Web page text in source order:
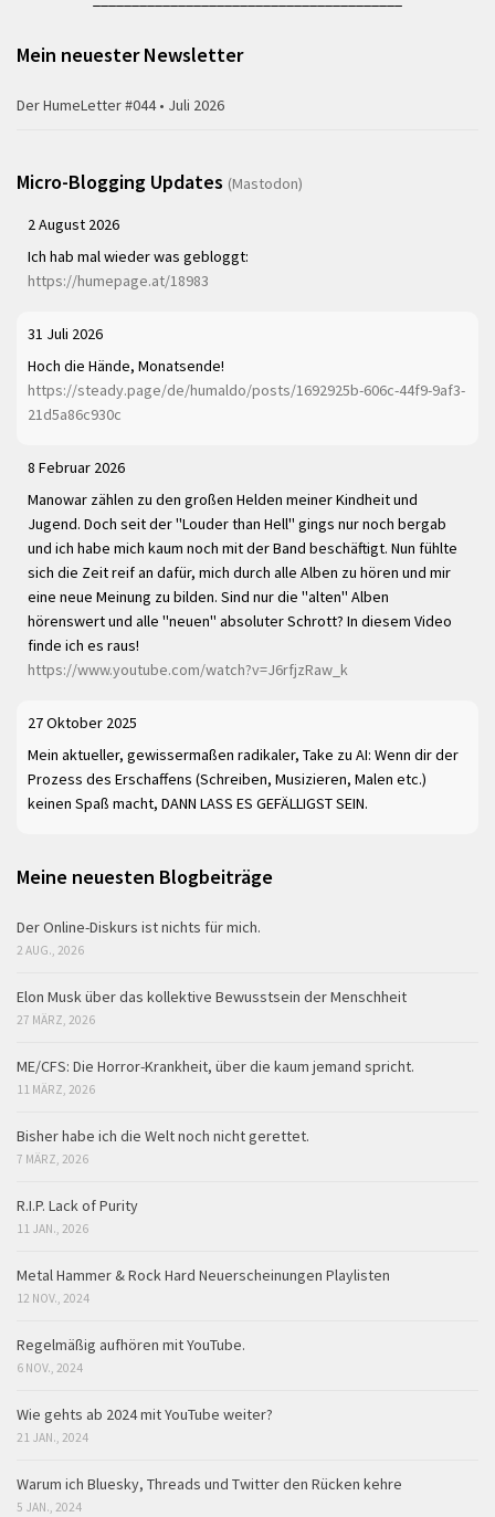
Mein neuester Newsletter
Der HumeLetter #044 • Juli 2026
Micro-Blogging Updates (Mastodon)
2 August 2026
Ich hab mal wieder was gebloggt:
https://humepage.at/18983
31 Juli 2026
Hoch die Hände, Monatsende!
https://steady.page/de/humaldo/posts/1692925b-606c-44f9-9af3-
21d5a86c930c
8 Februar 2026
Manowar zählen zu den großen Helden meiner Kindheit und
Jugend. Doch seit der "Louder than Hell" gings nur noch bergab
und ich habe mich kaum noch mit der Band beschäftigt. Nun fühlte
sich die Zeit reif an dafür, mich durch alle Alben zu hören und mir
eine neue Meinung zu bilden. Sind nur die "alten" Alben
hörenswert und alle "neuen" absoluter Schrott? In diesem Video
finde ich es raus!
https://www.youtube.com/watch?v=J6rfjzRaw_k
27 Oktober 2025
Mein aktueller, gewissermaßen radikaler, Take zu AI: Wenn dir der
Prozess des Erschaffens (Schreiben, Musizieren, Malen etc.)
keinen Spaß macht, DANN LASS ES GEFÄLLIGST SEIN.
Meine neuesten Blogbeiträge
Der Online-Diskurs ist nichts für mich.
2 AUG., 2026
Elon Musk über das kollektive Bewusstsein der Menschheit
27 MÄRZ, 2026
ME/CFS: Die Horror-Krankheit, über die kaum jemand spricht.
11 MÄRZ, 2026
Bisher habe ich die Welt noch nicht gerettet.
7 MÄRZ, 2026
R.I.P. Lack of Purity
11 JAN., 2026
Metal Hammer & Rock Hard Neuerscheinungen Playlisten
12 NOV., 2024
Regelmäßig aufhören mit YouTube.
6 NOV., 2024
Wie gehts ab 2024 mit YouTube weiter?
21 JAN., 2024
Warum ich Bluesky, Threads und Twitter den Rücken kehre
5 JAN., 2024